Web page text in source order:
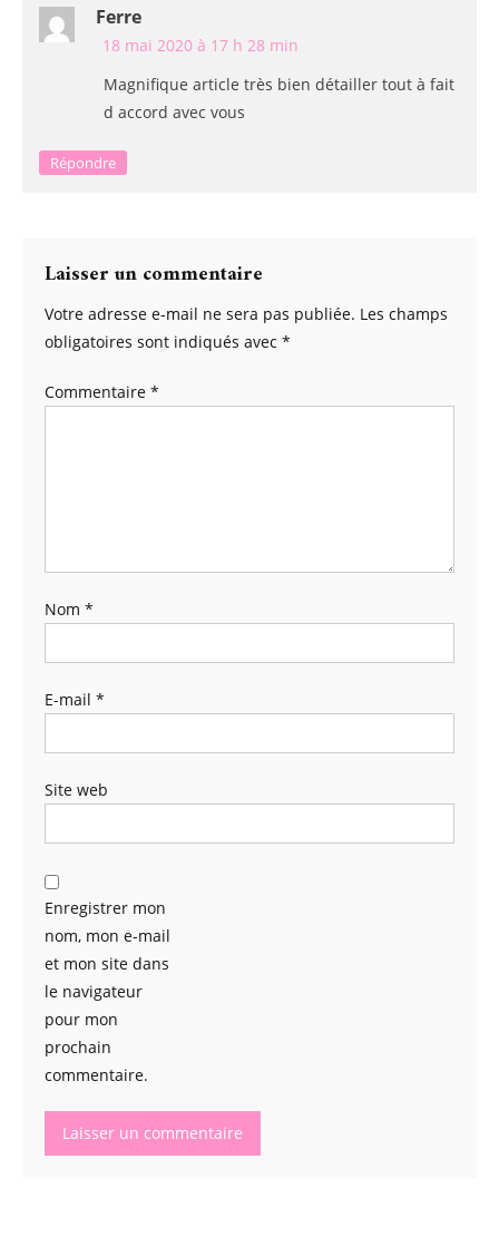
Ferre
18 mai 2020 à 17 h 28 min
Magnifique article très bien détailler tout à fait
d accord avec vous
Répondre
Laisser un commentaire
Votre adresse e-mail ne sera pas publiée. Les champs
obligatoires sont indiqués avec *
Commentaire *
Nom *
E-mail *
Site web
Enregistrer mon
nom, mon e-mail
et mon site dans
le navigateur
pour mon
prochain
commentaire.